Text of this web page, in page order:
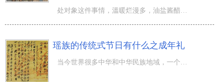
处对象这件事情，溫暖烂漫多，油盐酱醋少。总有人把爱情观做为浪漫派高于一切的，感觉谈恋爱应该是纯真的、
瑶族的传统式节日有什么之成年礼
当今世界很多中华和中华民族地域，一个人在法定年龄特殊年纪以后要报名参加成人礼，表明其不再是孩子，早已